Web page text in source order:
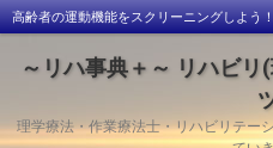
高齢者の運動機能をスクリーニングしよ
～リハ事典＋～ リハビ
理学療法・作業療法士・リハビリテー